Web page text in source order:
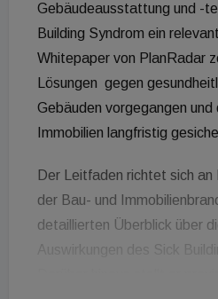
Gebäudeausstattung und -
Building Syndrom ein
Whitepaper von PlanRadar
Lösungen gegen
Gebäuden vorgegangen und
Immobilien langfristig
Der Leitfaden richtet sich
der Bau- und
detaillierten Überblick über
Auswirkungen des Sick